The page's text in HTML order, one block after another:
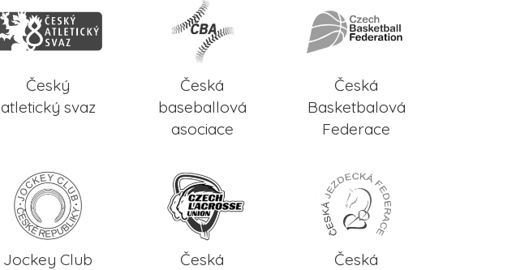
Český
atletický svaz
Česká
baseballová
asociace
Česká
Basketbalová
Federace
Jockey Club
Česká
Česká